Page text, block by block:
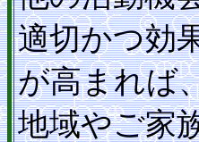
適切かつ効
が高まれば
地域やご家